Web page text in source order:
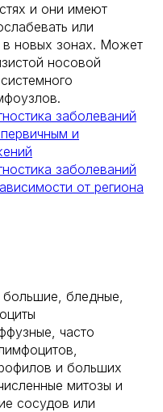
и они имеют
или
в новых зонах. Может
носовой
заболеваний
и
заболеваний
от региона
большие, бледные,
часто
и больших
митозы и
сосудов или